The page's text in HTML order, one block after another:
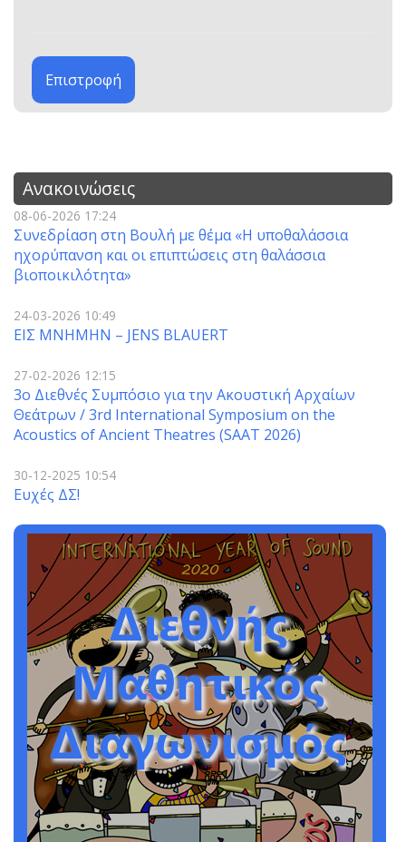
Επιστροφή
Ανακοινώσεις
08-06-2026 17:24
Συνεδρίαση στη Βουλή με θέμα «Η υποθαλάσσια
ηχορύπανση και οι επιπτώσεις στη θαλάσσια
βιοποικιλότητα»
24-03-2026 10:49
ΕΙΣ ΜΝΗΜΗΝ – JENS BLAUERT
27-02-2026 12:15
3o Διεθνές Συμπόσιο για την Ακουστική Αρχαίων
Θεάτρων / 3rd International Symposium on the
Acoustics of Ancient Theatres (SAAT 2026)
30-12-2025 10:54
Ευχές ΔΣ!